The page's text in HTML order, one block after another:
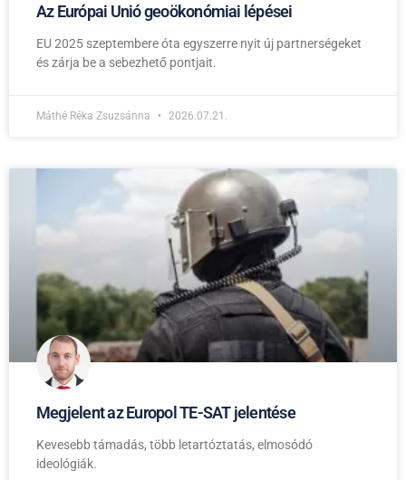
Az Európai Unió geoökonómiai lépései
EU 2025 szeptembere óta egyszerre nyit új partnerségeket
és zárja be a sebezhető pontjait.
Máthé Réka Zsuzsánna 2026.07.21.
Megjelent az Europol TE-SAT jelentése
Kevesebb támadás, több letartóztatás, elmosódó
ideológiák.